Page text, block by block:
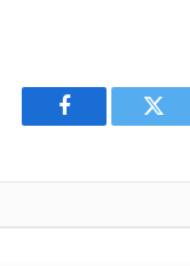
Facebook